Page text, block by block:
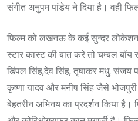
संगीत अनुपम पांडेय ने दिया है। वही
फिल्म को लखनऊ के कई सुन्दर लोकेशन
स्टार कास्ट की बात करे तो चम्बल
डिंपल सिंह,देव सिंह, तृषाकर मधु, संजय
कृष्णा यादव और मनीष सिंह जैसे
बेहतरीन अभिनय का प्रदर्शन किया है।